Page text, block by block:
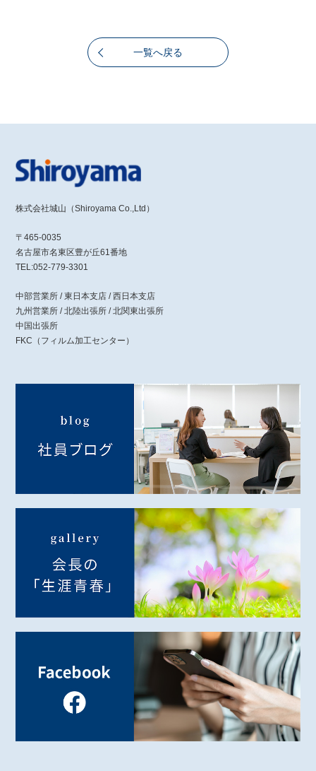
一覧へ戻る
株式会社城山（Shiroyama Co.,Ltd）
〒465-0035
名古屋市名東区豊が丘61番地
TEL:052-779-3301
中部営業所 / 東日本支店 / 西日本支店
九州営業所 / 北陸出張所 / 北関東出張所
中国出張所
FKC（フィルム加工センター）